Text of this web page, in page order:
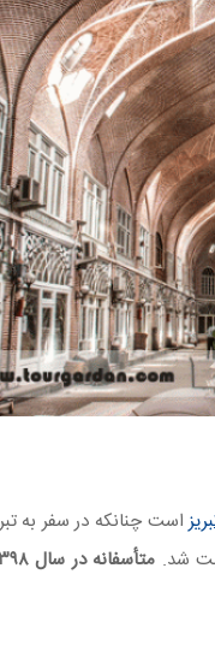
است چنانکه در سفر به
متأسفانه در سال